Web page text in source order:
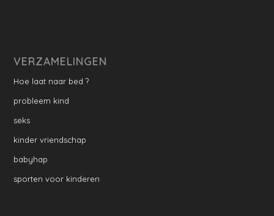
VERZAMELINGEN
Hoe laat naar bed ?
probleem kind
seks
kinder vriendschap
babyhap
sporten voor kinderen